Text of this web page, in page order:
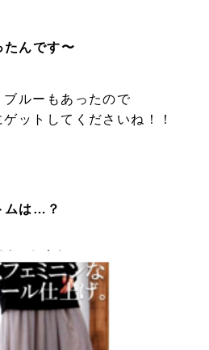
たんです〜
ルーもあったので
ットしてくださいね！！
ムは…？